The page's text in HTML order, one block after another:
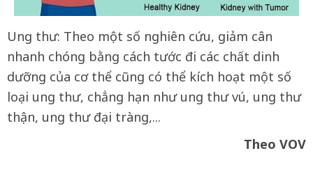
Ung thư: Theo một số nghiên cứu, giảm cân
nhanh chóng bằng cách tước đi các chất dinh
dưỡng của cơ thể cũng có thể kích hoạt một số
loại ung thư, chẳng hạn như ung thư vú, ung thư
thận, ung thư đại tràng,...
Theo VOV